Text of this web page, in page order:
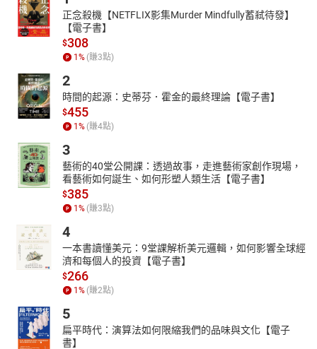
正念殺機【NETFLIX影集Murder Mindfully蓄弒待發】
【電子書】
$308
1% (賺3點)
2
時間的起源：史蒂芬．霍金的最終理論【電子書】
$455
1% (賺4點)
3
藝術的40堂公開課：透過故事，走進藝術家創作現場，
看藝術如何誕生、如何形塑人類生活【電子書】
$385
1% (賺3點)
4
一本書讀懂美元：9堂課解析美元邏輯，如何影響全球經
濟和每個人的投資【電子書】
$266
1% (賺2點)
5
扁平時代：演算法如何限縮我們的品味與文化【電子
書】